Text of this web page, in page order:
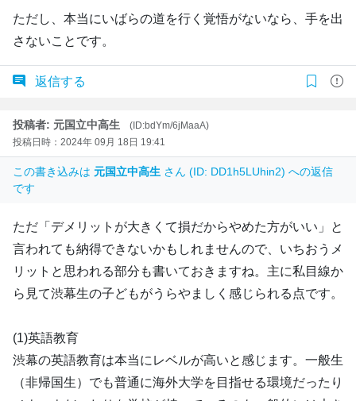
ただし、本当にいばらの道を行く覚悟がないなら、手を出
さないことです。
返信する
投稿者: 元国立中高生
(ID:bdYm/6jMaaA)
投稿日時：2024年 09月 18日 19:41
この書き込みは 元国立中高生 さん (ID: DD1h5LUhin2) への返信
です
ただ「デメリットが大きくて損だからやめた方がいい」と
言われても納得できないかもしれませんので、いちおうメ
リットと思われる部分も書いておきますね。主に私目線か
ら見て渋幕生の子どもがうらやましく感じられる点です。
(1)英語教育
渋幕の英語教育は本当にレベルが高いと感じます。一般生
（非帰国生）でも普通に海外大学を目指せる環境だったり